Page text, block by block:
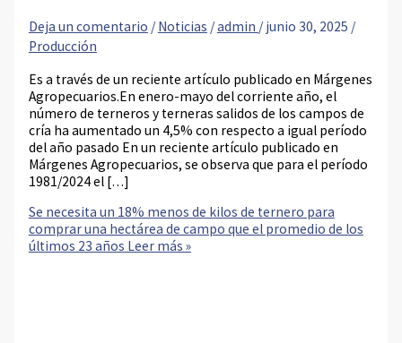
Deja un comentario / Noticias /admin / junio 30, 2025 /
Producción
Es a través de un reciente artículo publicado en Márgenes
Agropecuarios.En enero-mayo del corriente año, el
número de terneros y terneras salidos de los campos de
cría ha aumentado un 4,5% con respecto a igual período
del año pasado En un reciente artículo publicado en
Márgenes Agropecuarios, se observa que para el período
1981/2024 el […]
Se necesita un 18% menos de kilos de ternero para
comprar una hectárea de campo que el promedio de los
últimos 23 años Leer más »